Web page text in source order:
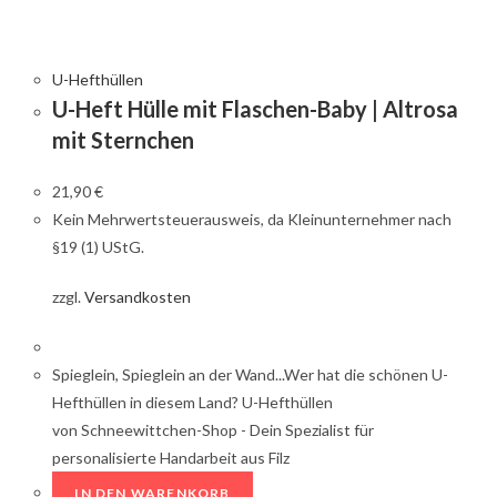
U-Hefthüllen
U-Heft Hülle mit Flaschen-Baby | Altrosa
mit Sternchen
21,90€
Kein Mehrwertsteuerausweis, da Kleinunternehmer nach
§19 (1) UStG.
zzgl.Versandkosten
Spieglein, Spieglein an der Wand...Wer hat die schönen U-
Hefthüllen in diesem Land? U-Hefthüllen
von Schneewittchen-Shop - Dein Spezialist für
personalisierte Handarbeit aus Filz
IN DEN WARENKORB